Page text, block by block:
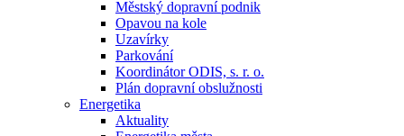
Městský dopravní podnik
Opavou na kole
Uzavírky
Parkování
Koordinátor ODIS, s. r. o.
Plán dopravní obslužnosti
Energetika
Aktuality